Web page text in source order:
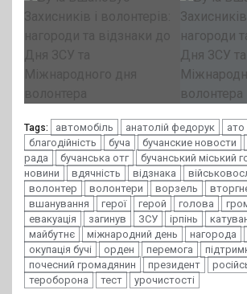
Tags: автомобіль анатолій федорук ато
благодійність
буча бучанские новости
рада
бучанська отг бучанський міський
новини
вдячність відзнака
волонтер
волонтери ворзель
вшанування
герої герой голова
евакуація
загинув ЗСУ ірпінь
майбутнє
міжнародний день нагорода
окупація бучі
орден перемога
почесний громадянин
президент
тероборона
тест урочистості